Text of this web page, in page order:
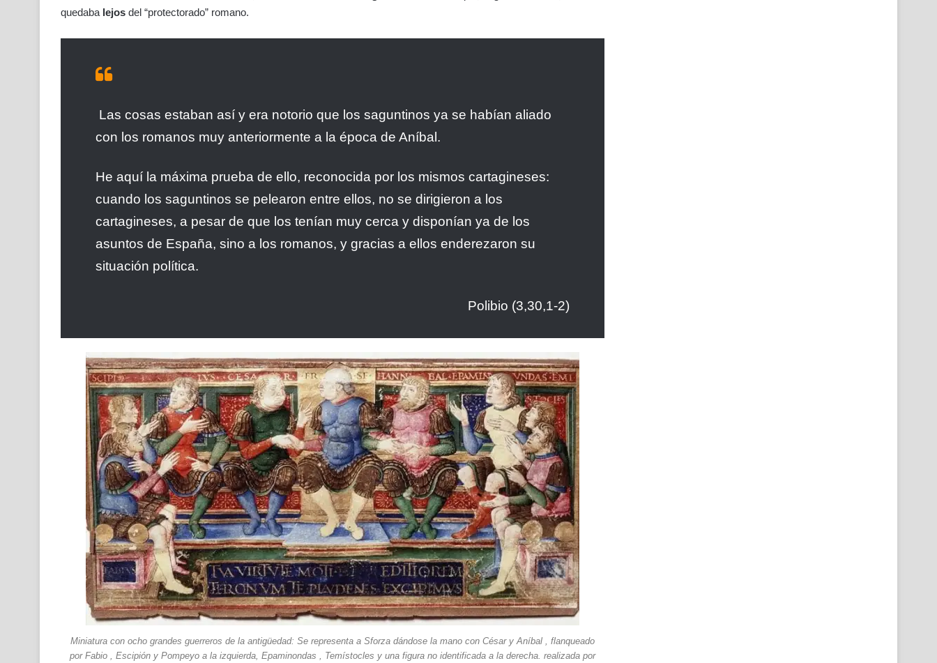
quedaba lejos del “protectorado” romano.
Las cosas estaban así y era notorio que los saguntinos ya se habían aliado
con los romanos muy anteriormente a la época de Aníbal.
He aquí la máxima prueba de ello, reconocida por los mismos cartagineses:
cuando los saguntinos se pelearon entre ellos, no se dirigieron a los
cartagineses, a pesar de que los tenían muy cerca y disponían ya de los
asuntos de España, sino a los romanos, y gracias a ellos enderezaron su
situación política.
Polibio (3,30,1-2)
Miniatura con ocho grandes guerreros de la antigüedad: Se representa a Sforza dándose la mano con César y Aníbal , flanqueado
por Fabio , Escipión y Pompeyo a la izquierda, Epaminondas , Temístocles y una figura no identificada a la derecha. realizada por